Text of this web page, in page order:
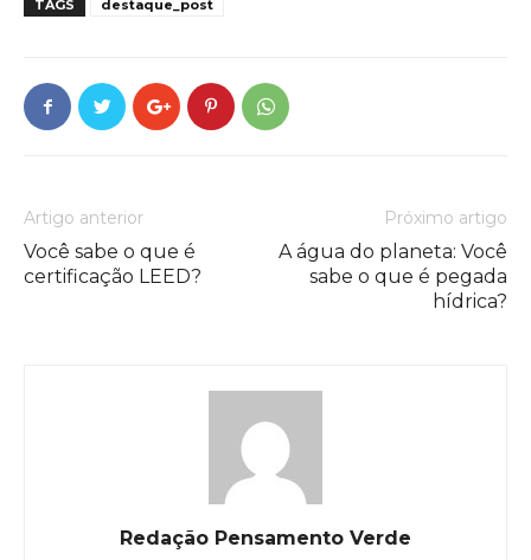
TAGS destaque_post
Artigo anterior
Você sabe o que é
certificação LEED?
Próximo artigo
A água do planeta: Você
sabe o que é pegada
hídrica?
Redação Pensamento Verde